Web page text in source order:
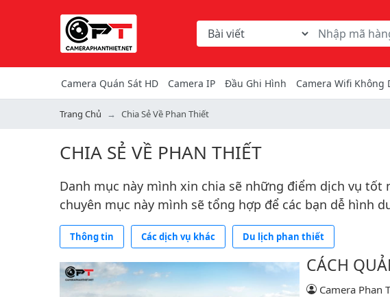
Chọn danh mục tìm kiếm
Từ khóa hoặc mã hàng
Camera Quán Sát HD Camera IP Đầu Ghi Hình Camera Wifi Không
Trang Chủ Chia Sẻ Về Phan Thiết
CHIA SẺ VỀ PHAN THIẾT
Danh mục này mình xin chia sẽ những điểm dịch vụ
chuyên mục này mình sẽ tổng hợp để các bạn dễ hình
Thông tin Các dịch vụ khác Du lịch phan thiết
CÁCH
Camera Phan